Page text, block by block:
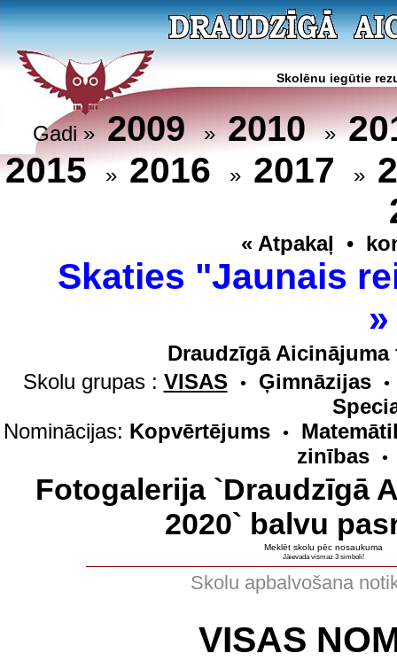
Skolēnu iegūtie
Gadi »2009 »2010 »
2015
» 2016 » 2017 »
« Atpakaļ •
Skaties "Jaunais
Draudzīgā
Skolu grupas : VISAS • Ģimnāzijas •
Nominācijas: Kopvērtējums •
zinības
•
Fotogalerija `Draudzīgā
2020` balvu
Meklēt skolu pēc nosaukuma
Jāievada vismaz 3 simboli!
Skolu apbalvošana
VISAS